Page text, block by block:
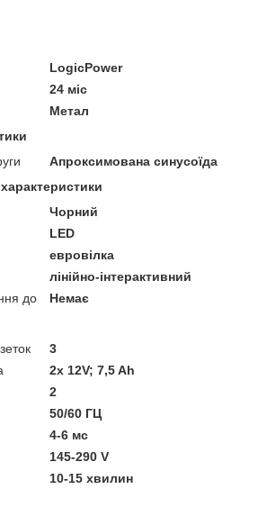
LogicPower
24 міс
Метал
Апроксимована синусоїда
Чорний
LED
евровілка
лінійно-інтерактивний
до
Немає
3
2x 12V; 7,5 Ah
2
50/60 ГЦ
4-6 мс
145-290 V
10-15 хвилин